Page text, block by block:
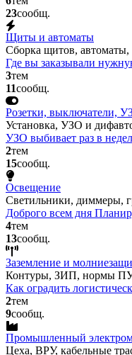
23сообщ.
Щиты и автоматы
Сборка щитов, автоматы,
Где вы заказывали
3тем
11сообщ.
Розетки, выключатели,
Установка, УЗО и
УЗО выбивает раз в
2тем
15сообщ.
Освещение
Светильники, диммеры,
Доброго всем дня
4тем
13сообщ.
Заземление и
Контуры, ЗИП, нормы
Как оградить
2тем
9сообщ.
Промышленный
Цеха, ВРУ, кабельные